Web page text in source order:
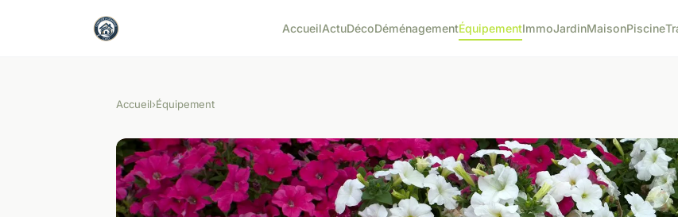
AccueilActuDécoDéménagementÉquipementImmoJardinMaisonPiscine
Accueil›Équipement